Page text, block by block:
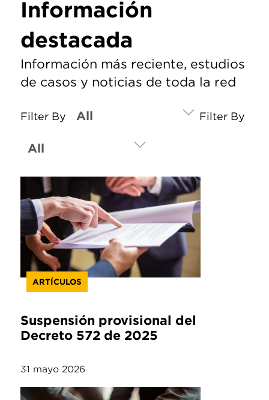
Información
destacada
Información más reciente, estudios
de casos y noticias de toda la red
Filter By Filter By
ARTÍCULOS
Suspensión provisional del
Decreto 572 de 2025
31 mayo 2026